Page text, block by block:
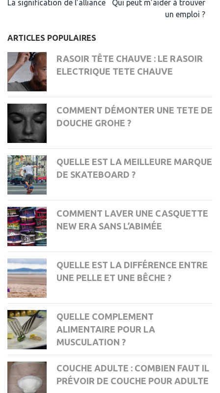
La signification de l’alliance
Qui peut m’aider à trouver
un emploi ?
ARTICLES POPULAIRES
RASOIR TÊTE CHAUVE : LE RASOIR
ELECTRIQUE TETE CHAUVE
COMMENT DÉMONTER UNE TETE DE
DOUCHE GROHE ?
QUELLE EST LA MEILLEURE MARQUE
DE SKATEBOARD ?
COMMENT LAVER UNE CASQUETTE
NEW ERA SANS L’ABIMÉE
QUELLE EST LA DIFFÉRENCE ENTRE
UNE PELLE ET UNE BÊCHE ?
QUELLE COMPLEMENT
ALIMENTAIRE POUR LA
MUSCULATION ?
COUCHE ADULTE : COMBIEN FAUT IL
PRÉVOIR DE COUCHE POUR ADULTE